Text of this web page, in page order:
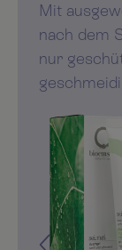
Mit
nach dem
nur